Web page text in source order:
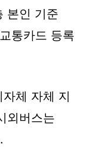
본인 기준
통카드 등록
체 자체 지
외버스는